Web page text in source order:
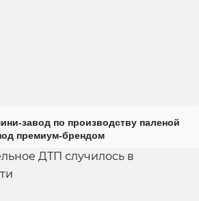
завод по производству паленой
премиум-брендом